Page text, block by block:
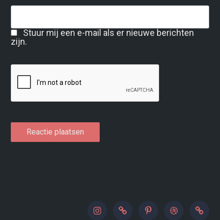
Stuur mij een e-mail als er nieuwe berichten
zijn.
instagram500px pinterest dribbblepaypal